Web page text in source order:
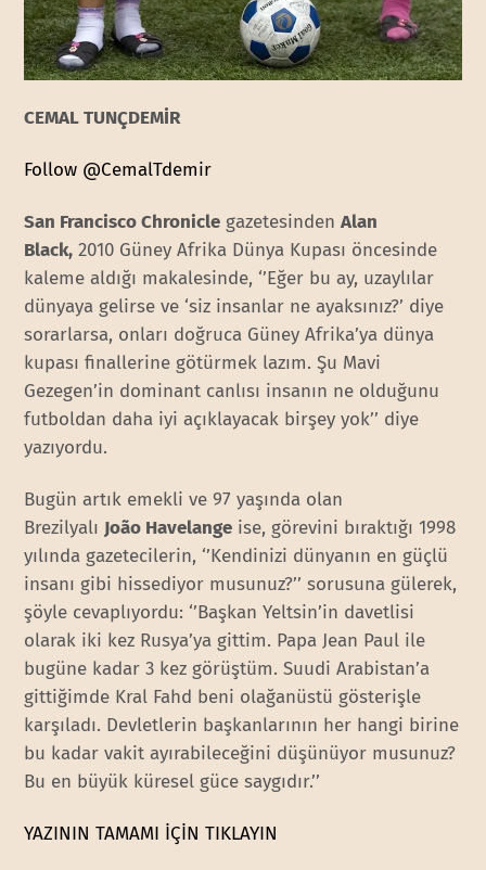
CEMAL TUNÇDEMİR
Follow @CemalTdemir
San Francisco Chronicle gazetesindenAlan
Black, 2010 Güney Afrika Dünya Kupası öncesinde
kaleme aldığı makalesinde, ‘’Eğer bu ay, uzaylılar
dünyaya gelirse ve ‘siz insanlar ne ayaksınız?’ diye
sorarlarsa, onları doğruca Güney Afrika’ya dünya
kupası finallerine götürmek lazım. Şu Mavi
Gezegen’in dominant canlısı insanın ne olduğunu
futboldan daha iyi açıklayacak birşey yok’’ diye
yazıyordu.
Bugün artık emekli ve 97 yaşında olan
Brezilyalı João Havelange ise, görevini bıraktığı 1998
yılında gazetecilerin, ‘’Kendinizi dünyanın en güçlü
insanı gibi hissediyor musunuz?’’ sorusuna gülerek,
şöyle cevaplıyordu: ‘’Başkan Yeltsin’in davetlisi
olarak iki kez Rusya’ya gittim. Papa Jean Paul ile
bugüne kadar 3 kez görüştüm. Suudi Arabistan’a
gittiğimde Kral Fahd beni olağanüstü gösterişle
karşıladı. Devletlerin başkanlarının her hangi birine
bu kadar vakit ayırabileceğini düşünüyor musunuz?
Bu en büyük küresel güce saygıdır.’’
YAZININ TAMAMI İÇİN TIKLAYIN